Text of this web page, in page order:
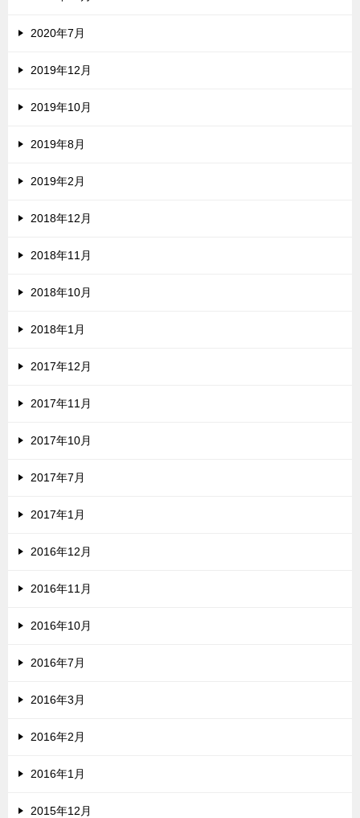
2020年7月
2019年12月
2019年10月
2019年8月
2019年2月
2018年12月
2018年11月
2018年10月
2018年1月
2017年12月
2017年11月
2017年10月
2017年7月
2017年1月
2016年12月
2016年11月
2016年10月
2016年7月
2016年3月
2016年2月
2016年1月
2015年12月